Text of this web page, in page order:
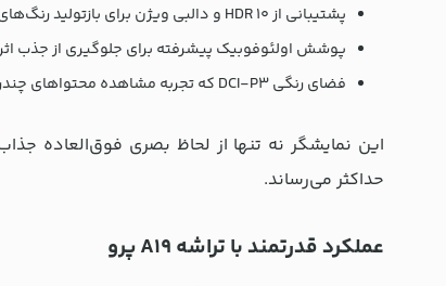
پشتیبانی از HDR 10 و دالبی ویژن برای بازتولید رنگ‌های غنی و واقعی در هر موقعیت.
پوشش اولئوفوبیک پیشرفته برای جلوگیری از جذب
فضای رنگی DCI-P3 که تجربه مشاهده محتواهای چندرسانه‌ای مانند فیلم‌های سینمایی یا بازی‌های ویدیویی را به سطحی حرفه‌ای ارتقاء می‌بخشد.
این نمایشگر نه تنها از لحاظ بصری فوق‌العاده
حداکثر می‌رساند.
عملکرد قدرتمند با تراشه A19 پرو